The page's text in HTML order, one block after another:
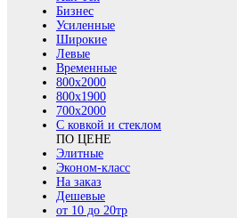
Бизнес
Усиленные
Широкие
Левые
Временные
800х2000
800x1900
700x2000
С ковкой и стеклом
ПО ЦЕНЕ
Элитные
Эконом-класс
На заказ
Дешевые
от 10 до 20тр